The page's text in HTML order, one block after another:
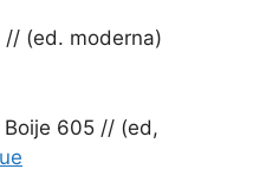
// (ed. moderna)
Boije 605 // (ed,